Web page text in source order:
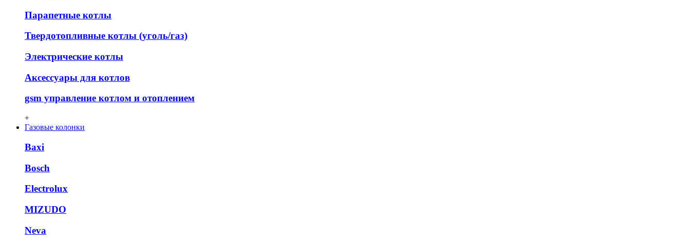
Парапетные котлы
Твердотопливные котлы (уголь/газ)
Электрические котлы
Аксессуары для котлов
gsm управление котлом и отоплением
+
Газовые колонки
Baxi
Bosch
Electrolux
MIZUDO
Neva